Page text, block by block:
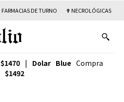
FARMACIAS DE TURNO ✟ NECROLÓGICAS
$1470 | Dolar Blue Compra
$1492